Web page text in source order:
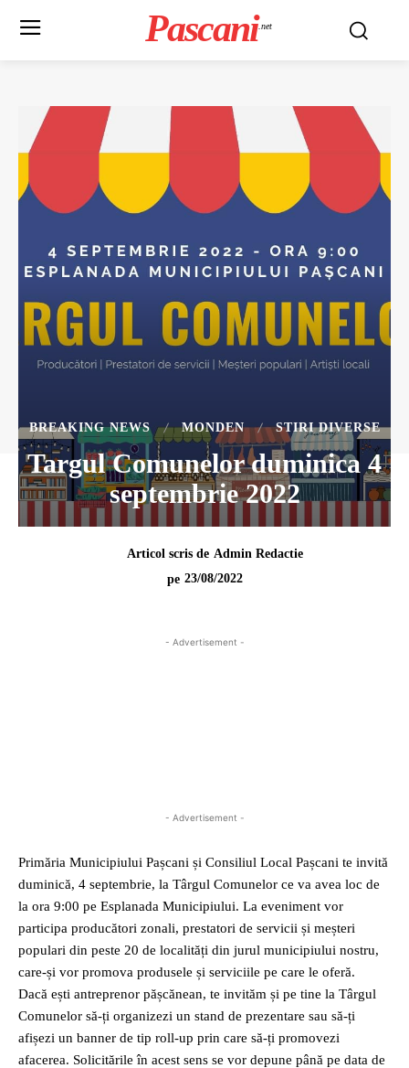
Pascani .net
BREAKING NEWS MONDEN STIRI DIVERSE
Targul Comunelor duminica 4
septembrie 2022
Articol scris de Admin Redactie
pe 23/08/2022
- Advertisement -
- Advertisement -
Primăria Municipiului Pașcani și Consiliul Local Pașcani te invită
duminică, 4 septembrie, la Târgul Comunelor ce va avea loc de
la ora 9:00 pe Esplanada Municipiului. La eveniment vor
participa producători zonali, prestatori de servicii și meșteri
populari din peste 20 de localități din jurul municipiului nostru,
care-și vor promova produsele și serviciile pe care le oferă.
Dacă ești antreprenor pășcănean, te invităm și pe tine la Târgul
Comunelor să-ți organizezi un stand de prezentare sau să-ți
afișezi un banner de tip roll-up prin care să-ți promovezi
afacerea. Solicitările în acest sens se vor depune până pe data de